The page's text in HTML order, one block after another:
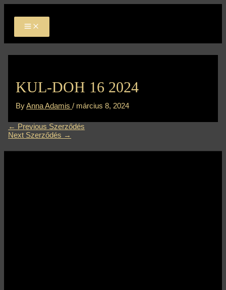
Skip
KUL-DOH 16 2024
ByAnna Adamis/ március 8, 2024
Bejegyzés
← Previous Szerződés
Next Szerződés →